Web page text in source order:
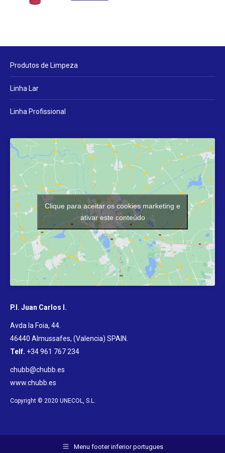
Produtos de Limpeza
Linha Lar
Linha Profissional
Clique para aceitar os cookies marketing e
ativar este conteúdo
P.I. Juan Carlos I.
Avda la Foia, 44.
46440 Almussafes, (Valencia) SPAIN
Telf. +34 961 767 234
chubb@chubb.es
www.chubb.es
Copyright © 2020 UNECOL, S.L.
Menu footer inferior portugues